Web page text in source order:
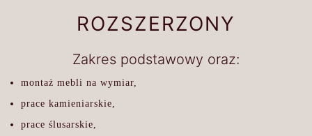
ROZSZERZONY
Zakres podstawowy oraz:
montaż mebli na wymiar,
prace kamieniarskie,
prace ślusarskie,